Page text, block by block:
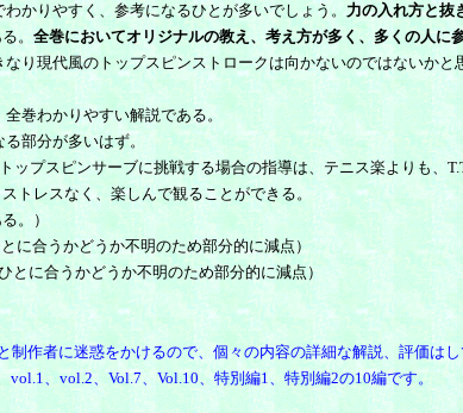
かりやすく、参考になるひとが多いでしょう。 力の入れ方と抜
。全巻においてオリジナルの教え、考え方が多く、多くの人に
り現代風のトップスピンストロークは向かないのではないかと
巻わかりやすい解説である。
部分が多いはず。
プスピンサーブに挑戦する場合の指導は、テニス楽よりも、
ストレスなく、楽しんで観ることができる。
。）
に合うかどうか不明のため部分的に減点）
とに合うかどうか不明のため部分的に減点）
作者に迷惑をかけるので、個々の内容の詳細な解説、評価は
、vol.2、Vol.7、Vol.10、特別編1、特別編2の10編です。